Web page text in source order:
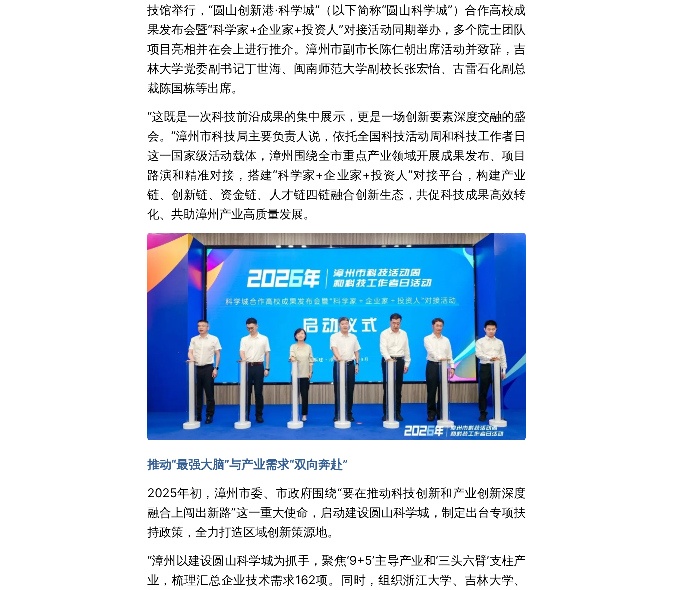
技馆举行，“圆山创新港·科学城”（以下简称“圆山科学城”）合作高校成
果发布会暨“科学家+企业家+投资人”对接活动同期举办，多个院士团队
项目亮相并在会上进行推介。漳州市副市长陈仁朝出席活动并致辞，吉
林大学党委副书记丁世海、闽南师范大学副校长张宏怡、古雷石化副总
裁陈国栋等出席。
“这既是一次科技前沿成果的集中展示，更是一场创新要素深度交融的盛
会。”漳州市科技局主要负责人说，依托全国科技活动周和科技工作者日
这一国家级活动载体，漳州围绕全市重点产业领域开展成果发布、项目
路演和精准对接，搭建“科学家+企业家+投资人”对接平台，构建产业
链、创新链、资金链、人才链四链融合创新生态，共促科技成果高效转
化、共助漳州产业高质量发展。
推动“最强大脑”与产业需求“双向奔赴”
2025年初，漳州市委、市政府围绕“要在推动科技创新和产业创新深度
融合上闯出新路”这一重大使命，启动建设圆山科学城，制定出台专项扶
持政策，全力打造区域创新策源地。
“漳州以建设圆山科学城为抓手，聚焦‘9+5’主导产业和‘三头六臂’支柱产
业，梳理汇总企业技术需求162项。同时，组织浙江大学、吉林大学、